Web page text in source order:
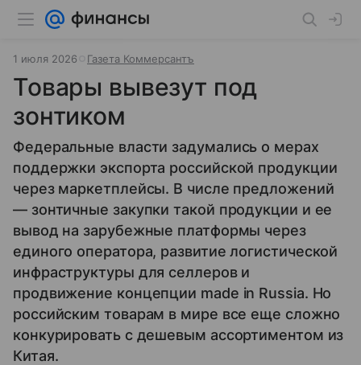
1 июля 2026 Газета Коммерсантъ
Товары вывезут под
зонтиком
Федеральные власти задумались о мерах
поддержки экспорта российской продукции
через маркетплейсы. В числе предложений
— зонтичные закупки такой продукции и ее
вывод на зарубежные платформы через
единого оператора, развитие логистической
инфраструктуры для селлеров и
продвижение концепции made in Russia. Но
российским товарам в мире все еще сложно
конкурировать с дешевым ассортиментом из
Китая.